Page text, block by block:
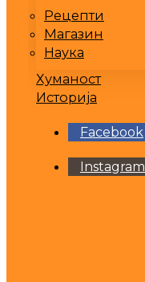
Рецепти
Магазин
Наука
Хуманост
Историја
Facebook
Instagram